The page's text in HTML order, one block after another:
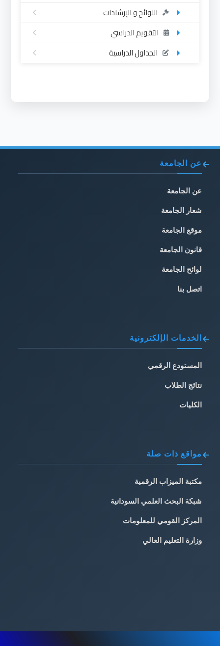
اللوائح و الإرشادات
التقويم الدراسي
الجداول الدراسية
عن الجامعة
عن الجامعة
شعار الجامعة
موقع الجامعة
قانون الجامعة
لوائح الجامعة
اتصل بنا
الخدمات الإلكترونية
المستودع الرقمي
نتائج الطلاب
الكليات
مواقع ذات صلة
مكتبة الميزاب الرقمية
شبكة البحث العلمي السودانية
المركز القومي للمعلومات
وزارة التعليم العالي